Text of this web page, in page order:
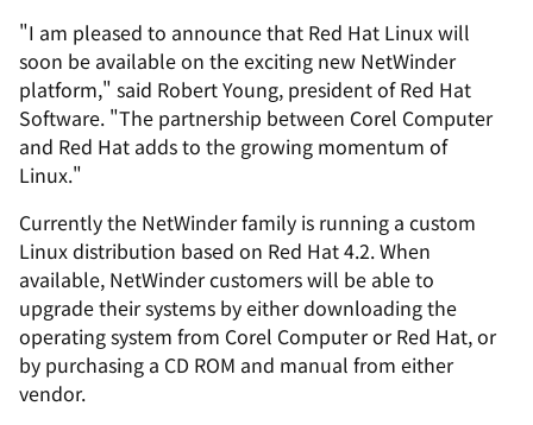
"I am pleased to announce that Red Hat Linux will
soon be available on the exciting new NetWinder
platform," said Robert Young, president of Red Hat
Software. "The partnership between Corel Computer
and Red Hat adds to the growing momentum of
Linux."
Currently the NetWinder family is running a custom
Linux distribution based on Red Hat 4.2. When
available, NetWinder customers will be able to
upgrade their systems by either downloading the
operating system from Corel Computer or Red Hat, or
by purchasing a CD ROM and manual from either
vendor.